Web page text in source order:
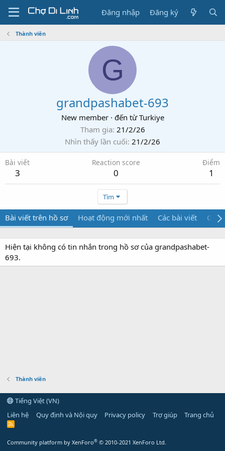
Đăng nhập Đăng ký
Thành viên
G
grandpashabet-693
New member · đến từ Turkiye
Tham gia 21/2/26
Nhìn thấy lần cuối 21/2/26
Bài viết
3
Reaction score
0
Điểm
1
Tìm
Bài viết trên hồ sơ Hoạt động mới nhất Các bài viết Giới
Hiện tại không có tin nhắn trong hồ sơ của grandpashabet-
693.
Thành viên
Tiếng Việt (VN)
Liên hệ
Quy định và Nội quy Privacy policy Trợ giúp Trang chủ
R
Community platform by XenForo® © 2010-2021 XenForo Ltd.